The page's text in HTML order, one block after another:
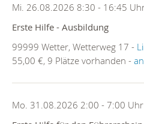
Mi. 26.08.2026 8:30 - 16:45
Erste Hilfe - Ausbildung
99999 Wetter, Wetterweg 17 -
55,00 €, 9 Plätze vorhanden -
Mo. 31.08.2026 2:00 - 7:00 Uhr